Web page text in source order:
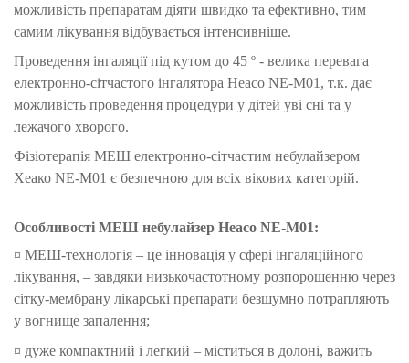
можливість препаратам діяти швидко та ефективно, тим
самим лікування відбувається інтенсивніше.
Проведення інгаляції під кутом до 45 º - велика перевага
електронно-сітчастого інгалятора Heaco NE-M01, т.к. дає
можливість проведення процедури у дітей уві сні та у
лежачого хворого.
Фізіотерапія МЕШ електронно-сітчастим небулайзером
Хеако NE-M01 є безпечною для всіх вікових категорій.
Особливості МЕШ небулайзер Heaco NE-M01:
¤ МЕШ-технологія – це інновація у сфері інгаляційного
лікування, – завдяки низькочастотному розпорошенню через
сітку-мембрану лікарські препарати безшумно потрапляють
у вогнище запалення;
¤ дуже компактний і легкий – міститься в долоні, важить